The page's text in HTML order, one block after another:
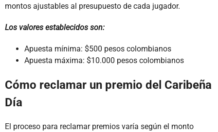
montos ajustables al presupuesto de cada jugador.
Los valores establecidos son:
Apuesta mínima: $500 pesos colombianos
Apuesta máxima: $10.000 pesos colombianos
Cómo reclamar un premio del Caribeña
Día
El proceso para reclamar premios varía según el monto